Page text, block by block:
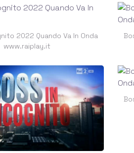
2022 Quando Va In Onda
www.raiplay.it